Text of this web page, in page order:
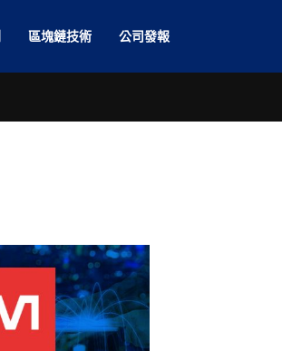
區塊鏈技術 公司發報